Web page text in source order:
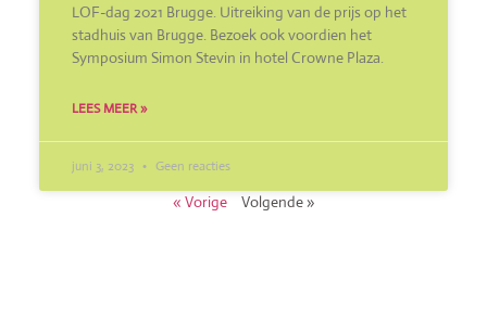
LOF-dag 2021 Brugge. Uitreiking van de prijs op het
stadhuis van Brugge. Bezoek ook voordien het
Symposium Simon Stevin in hotel Crowne Plaza.
LEES MEER »
juni 3, 2023 Geen reacties
« Vorige Volgende »